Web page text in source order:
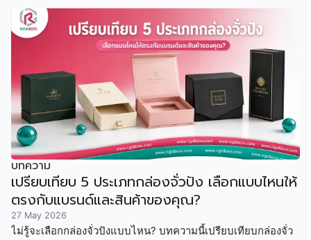
บทความ
เปรียบเทียบ 5 ประเภทกล่องจั่วปัง เลือกแบบไหนให้
ตรงกับแบรนด์และสินค้าของคุณ?
27 May 2026
ไม่รู้จะเลือกกล่องจั่วปังแบบไหน? บทความนี้เปรียบเทียบกล่องจั่ว